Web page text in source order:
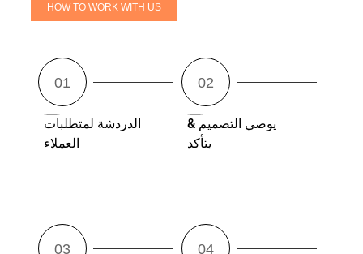
HOW TO WORK WITH US
الدردشة لمتطلبات
العملاء
يوصي التصميم &
يتأكد